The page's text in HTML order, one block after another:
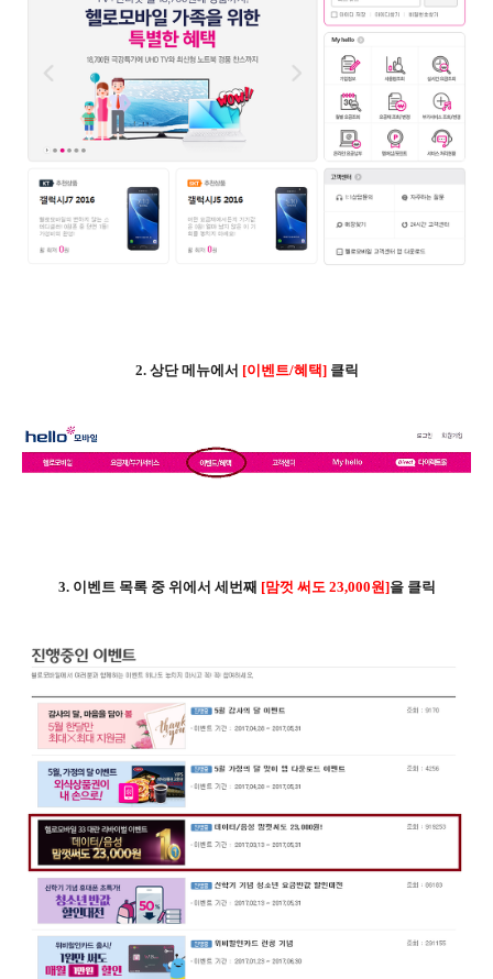
2. 상단 메뉴에서 [이벤트/혜택] 클릭
3. 이벤트 목록 중 위에서 세번째 [맘껏 써도 23,000원]을 클릭